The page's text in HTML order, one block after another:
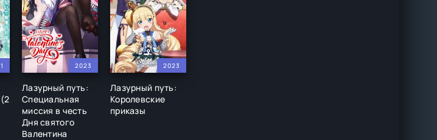
2023
Лазурный путь:
Специальная
миссия в честь
Дня святого
Валентина
2023
Лазурный путь:
Королевские
приказы